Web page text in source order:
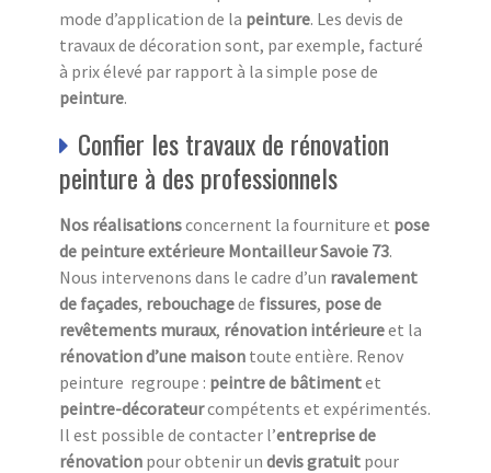
mode d’application de la peinture. Les devis de
travaux de décoration sont, par exemple, facturé
à prix élevé par rapport à la simple pose de
peinture.
Confier les travaux de rénovation
peinture à des professionnels
Nos réalisationsconcernent la fourniture et pose
de peintureextérieure Montailleur Savoie 73.
Nous intervenons dans le cadre d’un ravalement
de façades, rebouchagede fissures, pose de
revêtements muraux, rénovation intérieureet la
rénovation d’une maison toute entière. Renov
peinture regroupe : peintre de bâtimentet
peintre-décorateurcompétents et expérimentés.
Il est possible de contacter l’entreprise de
rénovation pour obtenir un devis gratuit pour